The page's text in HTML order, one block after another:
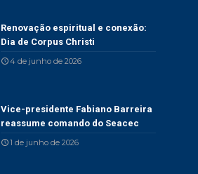
Renovação espiritual e conexão:
Dia de Corpus Christi
4 de junho de 2026
Vice-presidente Fabiano Barreira
reassume comando do Seacec
1 de junho de 2026